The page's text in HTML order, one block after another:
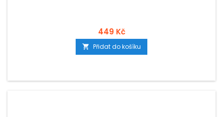
449 Kč
 Přidat do košíku